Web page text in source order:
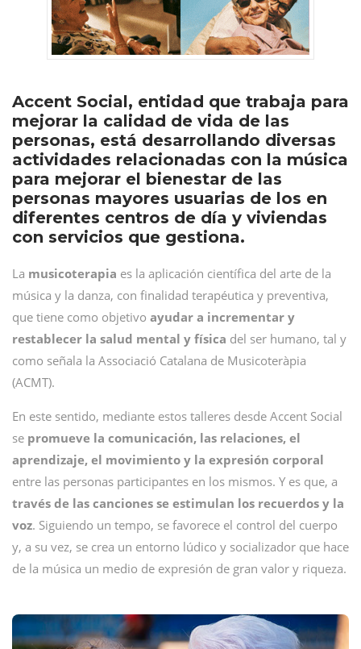
Accent Social, entidad que trabaja para
mejorar la calidad de vida de las
personas, está desarrollando diversas
actividades relacionadas con la música
para mejorar el bienestar de las
personas mayores usuarias de los en
diferentes centros de día y viviendas
con servicios que gestiona.
La musicoterapia es la aplicación científica del arte de la
música y la danza, con finalidad terapéutica y preventiva,
que tiene como objetivo ayudar a incrementar y
restablecer la salud mental y física del ser humano, tal y
como señala la Associació Catalana de Musicoteràpia
(ACMT).
En este sentido, mediante estos talleres desde Accent Social
se promueve la comunicación, las relaciones, el
aprendizaje, el movimiento y la expresión corporal
entre las personas participantes en los mismos. Y es que, a
través de las canciones se estimulan los recuerdos y la
voz. Siguiendo un tempo, se favorece el control del cuerpo
y, a su vez, se crea un entorno lúdico y socializador que hace
de la música un medio de expresión de gran valor y riqueza.